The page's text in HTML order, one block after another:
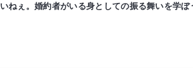
ねぇ。婚約者がいる身としての振る舞いを学ぼ